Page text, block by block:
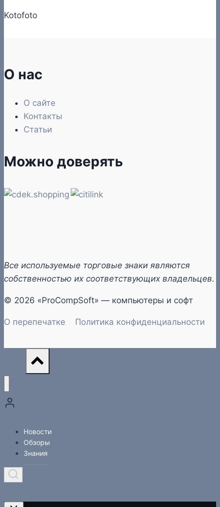
Kotofoto
О нас
О сайте
Контакты
Статьи
Можно доверять
Все используемые торговые знаки являются
собственностью их соответствующих владельцев.
© 2026 «ProCompSoft» — компьютеры и софт
О перепечатке Политика конфиденциальности
Новости
Обзоры
Знания